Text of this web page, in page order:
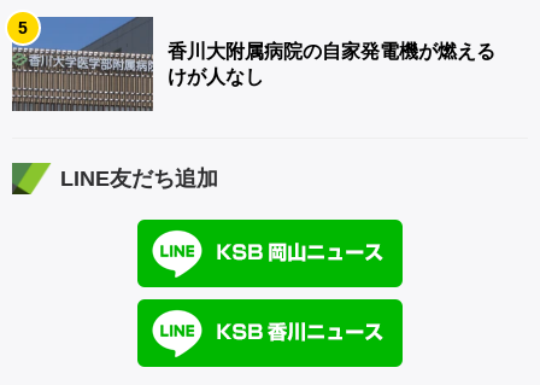
5
香川大附属病院の自家発電機が燃える
けが人なし
LINE友だち追加